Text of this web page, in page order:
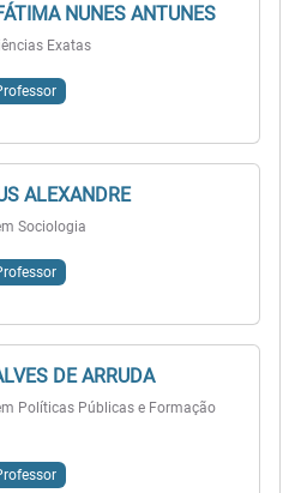
NUNES ANTUNES
Exatas
ALEXANDRE
Sociologia
DE ARRUDA
Políticas Públicas e Formação